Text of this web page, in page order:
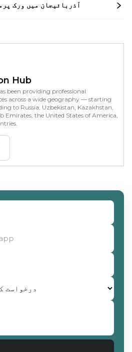
آذربائیجان میں ورک
Hub
been providing professional
across a wide geography — starting
to Russia, Uzbekistan, Kazakhstan,
Emirates, the United States of America,